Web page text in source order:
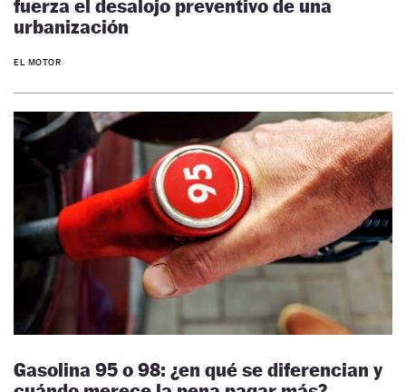
fuerza el desalojo preventivo de una
urbanización
EL MOTOR
Gasolina 95 o 98: ¿en qué se diferencian y